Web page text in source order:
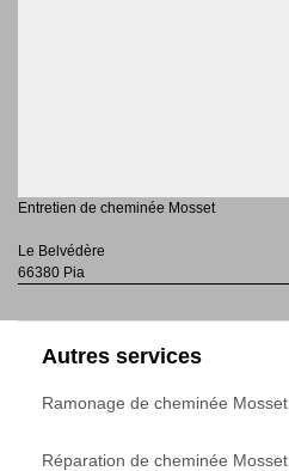
Entretien de cheminée Mosset
Le Belvédère
66380 Pia
Autres services
Ramonage de cheminée Mosset
Réparation de cheminée Mosset